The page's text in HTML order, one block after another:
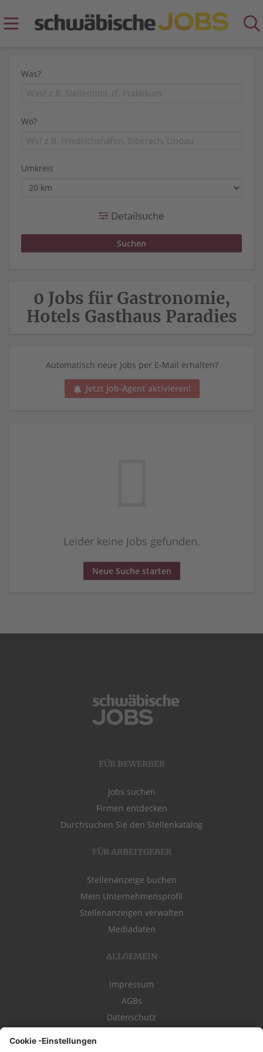
Was?
Wo?
Umkreis
Detailsuche
0 Jobs für Gastronomie,
Hotels Gasthaus Paradies
Automatisch neue Jobs per E-Mail erhalten?
Jetzt Job-Agent aktivieren!
Leider keine Jobs gefunden.
Neue Suche starten
FÜR BEWERBER
Jobs suchen
Firmen entdecken
Durchsuchen Sie den Stellenkatalog
FÜR ARBEITGEBER
Stellenanzeige buchen
Mein Unternehmensprofil
Stellenanzeigen verwalten
Mediadaten
ALLGEMEIN
Impressum
AGBs
Datenschutz